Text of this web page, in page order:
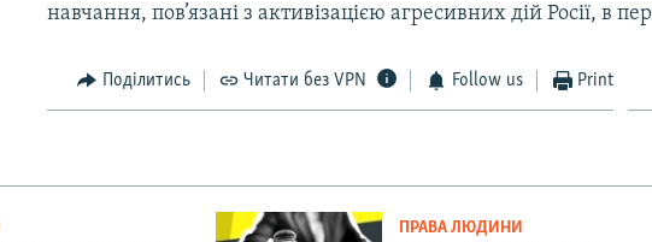
навчання, пов’язані з активізацією агресивних дій Росії, в
Поділитись Читати без VPN Follow us Print
ПРАВА ЛЮДИНИ